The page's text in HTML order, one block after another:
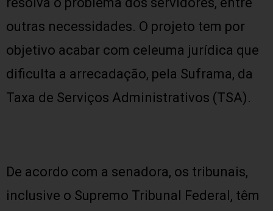
outras necessidades. O projeto tem por
objetivo acabar com celeuma jurídica que
dificulta a arrecadação, pela Suframa, da
Taxa de Serviços Administrativos (TSA).
De acordo com a senadora, os tribunais,
inclusive o Supremo Tribunal Federal, têm